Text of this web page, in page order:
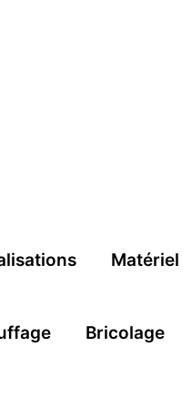
Matériel
Bricolage